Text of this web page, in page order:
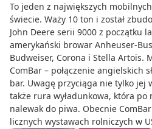
To jeden z największych
świecie. Waży 10 ton i został
John Deere serii 9000 z początku
amerykański browar Anheuser-
Budweiser, Corona i Stella Artois.
ComBar – połączenie angielskich
bar. Uwagę przyciąga nie tylko jej
także rura wyładunkowa, która
nalewak do piwa. Obecnie
licznych wystawach rolniczych w